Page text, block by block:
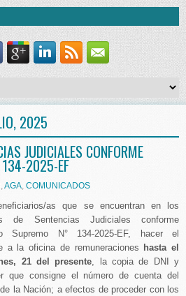
2025
JUDICIALES CONFORME
134-2025-EF
,AGA, COMUNICADOS
as que se encuentran en los
de Sentencias Judiciales conforme
Supremo N° 134-2025-EF, hacer el
a la oficina de remuneraciones hasta el
21 del presente, la copia de DNI y
que consigne el número de cuenta del
la Nación; a efectos de proceder con los